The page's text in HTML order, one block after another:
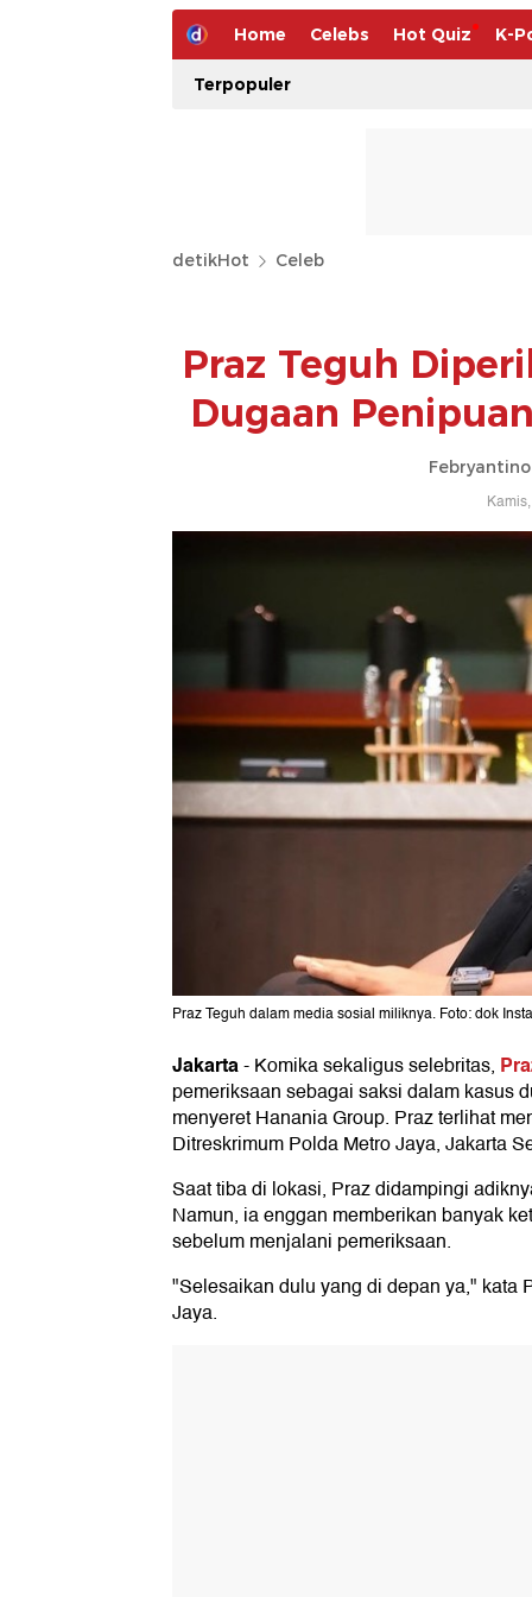
Home Celebs Hot Quiz K-
Terpopuler
detikHot Celeb
Praz Teguh
Dugaan
Praz Teguh dalam media sosial miliknya. Foto: dok
Jakarta-Komika sekaligus selebritas,
pemeriksaan sebagai saksi dalam kasus
menyeret Hanania Group. Praz terlihat
Ditreskrimum Polda Metro Jaya, Jakarta
Saat tiba di lokasi, Praz didampingi
Namun, ia enggan memberikan banyak
sebelum menjalani pemeriksaan.
"Selesaikan dulu yang di depan ya," kata
Jaya.